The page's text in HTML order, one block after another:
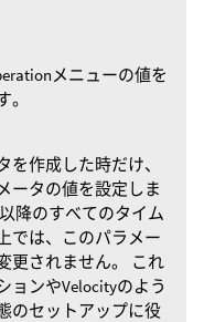
メニューの値を
を作成した時だけ、
ータの値を設定しま
降のすべてのタイム
では、このパラメー
更されません。 これ
ョンやVelocityのよう
のセットアップに役